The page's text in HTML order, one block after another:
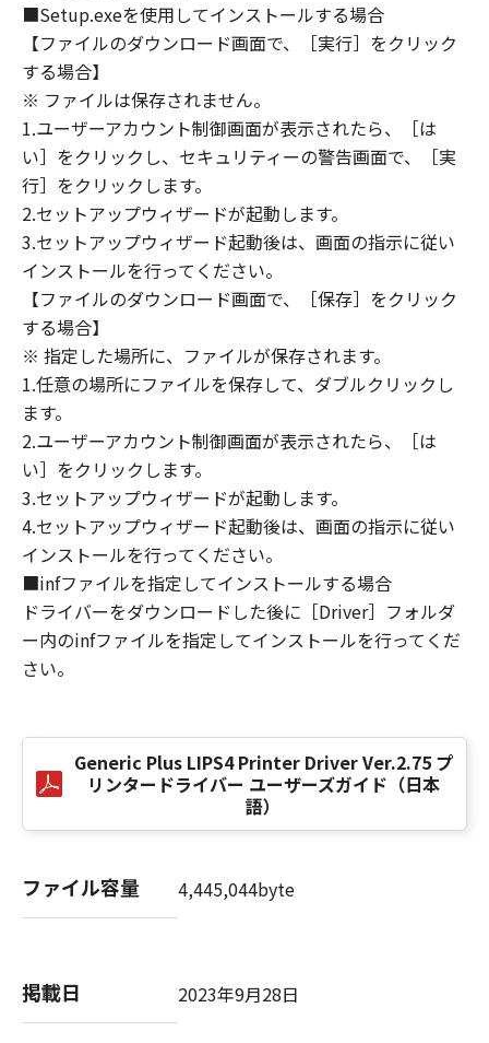
７．保証の否認・免責
(1) 「本ソフトウェア」は、『現状のまま』の
状態で使用許諾されます。キヤノン、キヤノン
のライセンサー、キヤノンの子会社、キヤノン
の関連会社、それらの販売代理店または販売店
のいずれも、「本ソフトウェア」に関して、商
品性および特定の目的への適合性の保証を含
め、いかなる保証も、明示たると黙示たるとを
問わず一切しないものとします。
(2) キヤノン、キヤノンのライセンサー、キヤノ
ンの子会社、キヤノンの関連会社、それらの販
売代理店または販売店のいずれも、「本ソフト
ウェア」の使用または使用不能から生ずるいか
なる損害（逸失利益およびその他の派生的また
全ての損害を言います。）について、適用法で
認められる限り、一切の責任を負わないものと
します。たとえ、キヤノン、キヤノンのライセ
ンサー、キヤノンの子会社、キヤノンの関連会
社、それらの販売代理店または販売店がかかる
損害の可能性について知らされていた場合でも
同様です。
(3) キヤノン、キヤノンのライセンサー、キヤノ
ンの子会社、キヤノンの関連会社、それらの販
売代理店または販売店のいずれも、「本ソフト
じたいかなる紛争についても、一切責任を負わ
ないものとします。
８．契約期間
記のボタンをクリックした時点、または「本ソ
フトウェア」をインストールした時点で発効
(2) お客様は、「本ソフトウェア」およびその
複製物のすべてを廃棄および消去することによ
■Setup.exeを使用してインストールする場合
【ファイルのダウンロード画面で、［実行］をクリック
する場合】
※ ファイルは保存されません。
1.ユーザーアカウント制御画面が表示されたら、［は
い］をクリックし、セキュリティーの警告画面で、［実
行］をクリックします。
2.セットアップウィザードが起動します。
3.セットアップウィザード起動後は、画面の指示に従い
インストールを行ってください。
【ファイルのダウンロード画面で、［保存］をクリック
する場合】
※ 指定した場所に、ファイルが保存されます。
1.任意の場所にファイルを保存して、ダブルクリックし
ます。
2.ユーザーアカウント制御画面が表示されたら、［は
い］をクリックします。
3.セットアップウィザードが起動します。
4.セットアップウィザード起動後は、画面の指示に従い
インストールを行ってください。
■infファイルを指定してインストールする場合
ドライバーをダウンロードした後に［Driver］フォルダ
ー内のinfファイルを指定してインストールを行ってくだ
さい。
Generic Plus LIPS4 Printer Driver Ver.2.75 プ
リンタードライバー ユーザーズガイド（日本
語）
ファイル容量 4,445,044byte
掲載日 2023年9月28日